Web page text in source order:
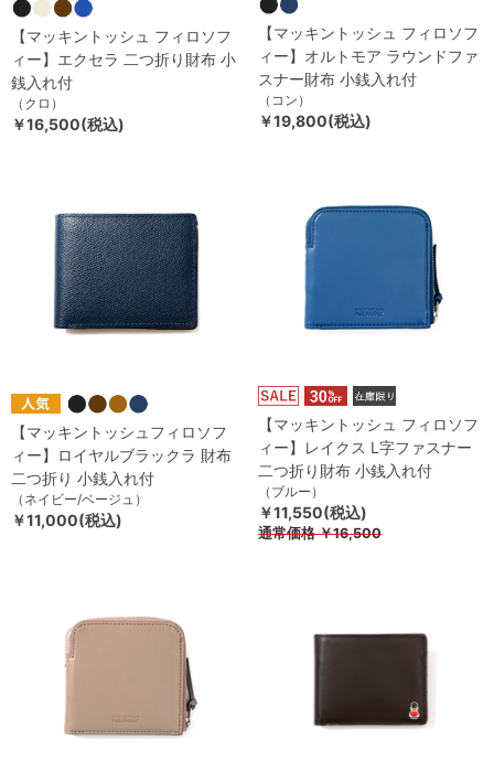
【マッキントッシュ フィロソフ
ィー】エクセラ 二つ折り財布 小
銭入れ付
（クロ）
￥16,500(税込)
【マッキントッシュ フィロソフ
ィー】オルトモア ラウンドファ
スナー財布 小銭入れ付
（コン）
￥19,800(税込)
【マッキントッシュフィロソフ
ィー】ロイヤルブラックラ 財布
二つ折り 小銭入れ付
（ネイビー/ベージュ）
￥11,000(税込)
【マッキントッシュ フィロソフ
ィー】レイクス L字ファスナー
二つ折り財布 小銭入れ付
（ブルー）
￥11,550(税込)
通常価格￥16,500